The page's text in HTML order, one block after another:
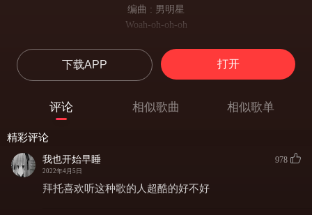
编曲 : 男明星
Woah-oh-oh-oh
共度美好时光，
Woah-oh-oh-oh
It's always a good time
共度美好时光吧，
Woke up on the right side of the bed
不知怎么的 脑中突然回想起王子的歌曲，
Hands up if you're down to get down tonight
今夜我们来借舞消愁，
下载APP 打开
评论 相似歌曲 相似歌单
精彩评论
我也开始早睡
2022年4月5日
978
拜托喜欢听这种歌的人超酷的好不好